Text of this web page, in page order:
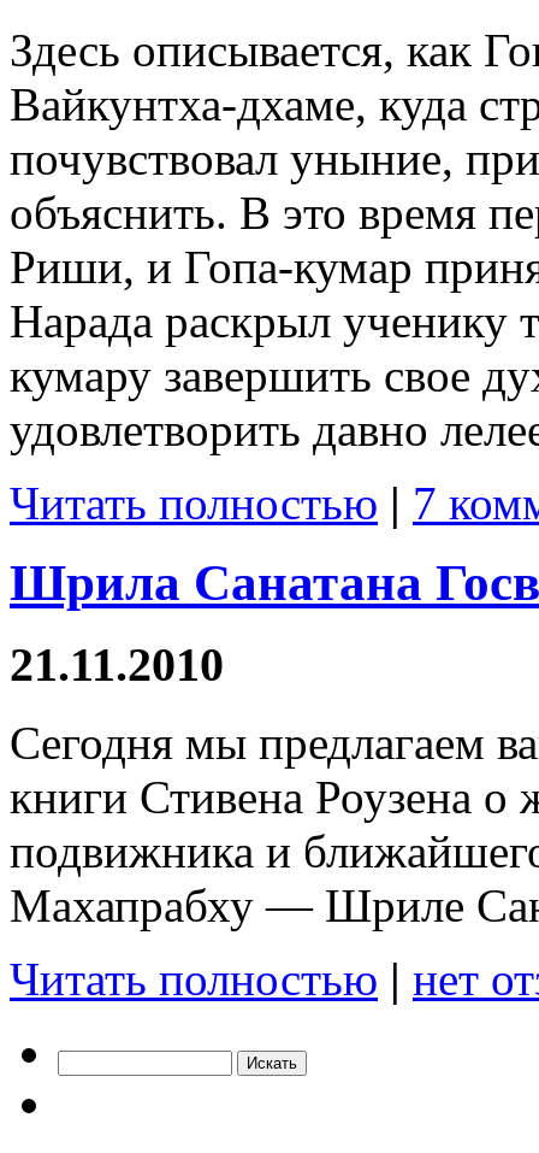
Здесь описывается, как
Вайкунтха-дхаме, куда
почувствовал уныние,
объяснить. В это время
Риши, и Гопа-кумар
Нарада раскрыл ученику
кумару завершить свое
удовлетворить давно
Читать полностью | 7
Шрила Санатана
21.11.2010
Сегодня мы предлагаем
книги Стивена Роузена о
подвижника и
Махапрабху — Шриле
Читать полностью | нет